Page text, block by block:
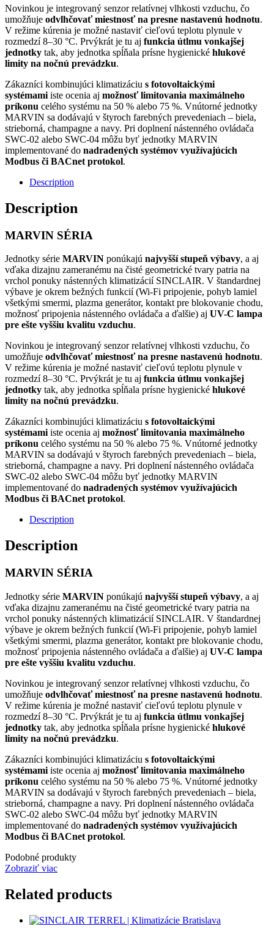
Novinkou je integrovaný senzor relatívnej vlhkosti vzduchu, čo
umožňuje odvlhčovať miestnosť na presne nastavenú hodnotu.
V režime kúrenia je možné nastaviť cieľovú teplotu plynule v
rozmedzí 8–30 °C. Prvýkrát je tu aj funkcia útlmu vonkajšej
jednotky tak, aby jednotka spĺňala prísne hygienické hlukové
limity na nočnú prevádzku.
Zákazníci kombinujúci klimatizáciu s fotovoltaickými
systémami iste ocenia aj možnosť limitovania maximálneho
príkonu celého systému na 50 % alebo 75 %. Vnútorné jednotky
MARVIN sa dodávajú v štyroch farebných prevedeniach – biela,
strieborná, champagne a navy. Pri doplnení nástenného ovládača
SWC-02 alebo SWC-04 môžu byť jednotky MARVIN
implementované do nadradených systémov využívajúcich
Modbus či BACnet protokol.
Description
Description
MARVIN SÉRIA
Jednotky série MARVIN ponúkajú najvyšší stupeň výbavy, a aj
vďaka dizajnu zameranému na čisté geometrické tvary patria na
vrchol ponuky nástenných klimatizácií SINCLAIR. V štandardnej
výbave je okrem bežných funkcií (Wi-Fi pripojenie, pohyb lamiel
všetkými smermi, plazma generátor, kontakt pre blokovanie chodu,
možnosť pripojenia nástenného ovládača a ďalšie) aj UV-C lampa
pre ešte vyššiu kvalitu vzduchu.
Novinkou je integrovaný senzor relatívnej vlhkosti vzduchu, čo
umožňuje odvlhčovať miestnosť na presne nastavenú hodnotu.
V režime kúrenia je možné nastaviť cieľovú teplotu plynule v
rozmedzí 8–30 °C. Prvýkrát je tu aj funkcia útlmu vonkajšej
jednotky tak, aby jednotka spĺňala prísne hygienické hlukové
limity na nočnú prevádzku.
Zákazníci kombinujúci klimatizáciu s fotovoltaickými
systémamiiste ocenia aj možnosť limitovania maximálneho
príkonu celého systému na 50 % alebo 75 %. Vnútorné jednotky
MARVIN sa dodávajú v štyroch farebných prevedeniach – biela,
strieborná, champagne a navy. Pri doplnení nástenného ovládača
SWC-02 alebo SWC-04 môžu byť jednotky MARVIN
implementované do nadradených systémov využívajúcich
Modbus či BACnet protokol.
Description
Description
MARVIN SÉRIA
Jednotky série MARVIN ponúkajú najvyšší stupeň výbavy, a aj
vďaka dizajnu zameranému na čisté geometrické tvary patria na
vrchol ponuky nástenných klimatizácií SINCLAIR. V štandardnej
výbave je okrem bežných funkcií (Wi-Fi pripojenie, pohyb lamiel
všetkými smermi, plazma generátor, kontakt pre blokovanie chodu,
možnosť pripojenia nástenného ovládača a ďalšie) aj UV-C lampa
pre ešte vyššiu kvalitu vzduchu.
Novinkou je integrovaný senzor relatívnej vlhkosti vzduchu, čo
umožňuje odvlhčovať miestnosť na presne nastavenú hodnotu.
V režime kúrenia je možné nastaviť cieľovú teplotu plynule v
rozmedzí 8–30 °C. Prvýkrát je tu aj funkcia útlmu vonkajšej
jednotky tak, aby jednotka spĺňala prísne hygienické hlukové
limity na nočnú prevádzku.
Zákazníci kombinujúci klimatizáciu s fotovoltaickými
systémami iste ocenia aj možnosť limitovania maximálneho
príkonu celého systému na 50 % alebo 75 %. Vnútorné jednotky
MARVIN sa dodávajú v štyroch farebných prevedeniach – biela,
strieborná, champagne a navy. Pri doplnení nástenného ovládača
SWC-02 alebo SWC-04 môžu byť jednotky MARVIN
implementované do nadradených systémov využívajúcich
Modbus či BACnet protokol.
Podobné produkty
Zobraziť viac
Related products